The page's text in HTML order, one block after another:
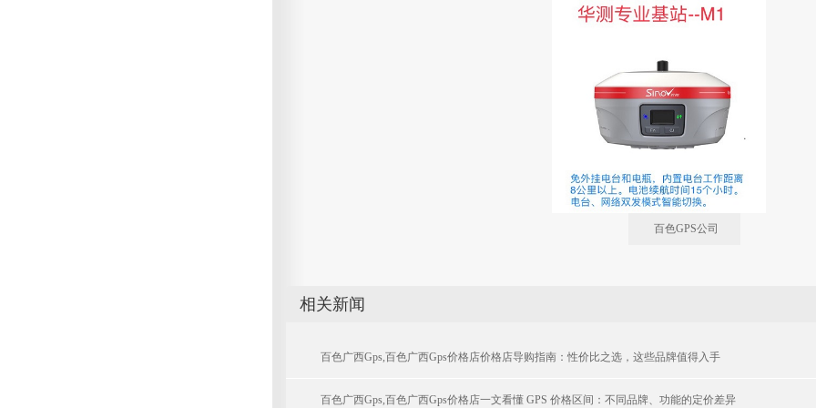
百色GPS公司
相关新闻
百色广西gps,百色广西gps价格店价格店导购指南：性价比之选，这些品牌值得入手
百色广西gps,百色广西gps价格店一文看懂 GPS 价格区间：不同品牌、功能的定价差异